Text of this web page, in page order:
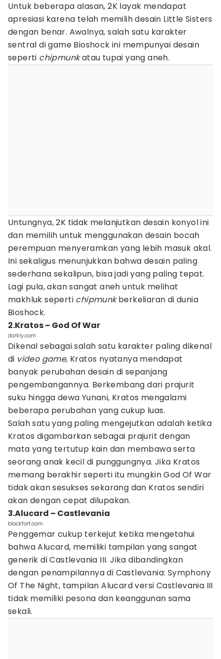
Untuk beberapa alasan, 2K layak mendapat
apresiasi karena telah memilih desain Little Sisters
dengan benar. Awalnya, salah satu karakter
sentral di game Bioshock ini mempunyai desain
seperti chipmunkatau tupai yang aneh.
Untungnya, 2K tidak melanjutkan desain konyol ini
dan memilih untuk menggunakan desain bocah
perempuan menyeramkan yang lebih masuk akal.
Ini sekaligus menunjukkan bahwa desain paling
sederhana sekalipun, bisa jadi yang paling tepat.
Lagi pula, akan sangat aneh untuk melihat
makhluk seperti chipmunkberkeliaran di dunia
Bioshock.
2.Kratos – God Of War
dorkly.com
Dikenal sebagai salah satu karakter paling dikenal
di video game, Kratos nyatanya mendapat
banyak perubahan desain di sepanjang
pengembangannya. Berkembang dari prajurit
suku hingga dewa Yunani, Kratos mengalami
beberapa perubahan yang cukup luas.
Salah satu yang paling mengejutkan adalah ketika
Kratos digambarkan sebagai prajurit dengan
mata yang tertutup kain dan membawa serta
seorang anak kecil di punggungnya. Jika Kratos
memang berakhir seperti itu mungkin God Of War
tidak akan sesukses sekarang dan Kratos sendiri
akan dengan cepat dilupakan.
3.Alucard – Castlevania
blockfort.com
Penggemar cukup terkejut ketika mengetahui
bahwa Alucard, memiliki tampilan yang sangat
generik di Castlevania III. Jika dibandingkan
dengan penampilannya di Castlevania: Symphony
Of The Night, tampilan Alucard versi Castlevania III
tidak memiliki pesona dan keanggunan sama
sekali.